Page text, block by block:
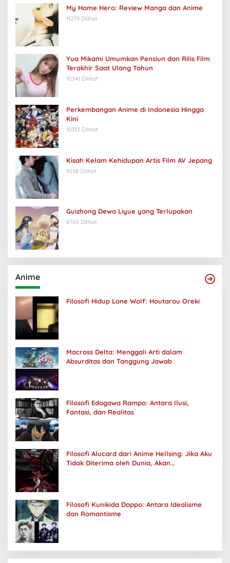
My Home Hero: Review Manga dan Anime
11279 Dilihat
Yua Mikami Umumkan Pensiun dan Rilis Film
Terakhir Saat Ulang Tahun
10341 Dilihat
Perkembangan Anime di Indonesia Hingga
Kini
10313 Dilihat
Kisah Kelam Kehidupan Artis Film AV Jepang
9558 Dilihat
Guizhong Dewa Liyue yang Terlupakan
8760 Dilihat
Anime
Filosofi Hidup Lone Wolf: Houtarou Oreki
Macross Delta: Menggali Arti dalam
Absurditas dan Tanggung Jawab
Filosofi Edogawa Rampo: Antara Ilusi,
Fantasi, dan Realitas
Filosofi Alucard dari Anime Hellsing: Jika Aku
Tidak Diterima oleh Dunia, Akan
Filosofi Kunikida Doppo: Antara Idealisme
dan Romantisme